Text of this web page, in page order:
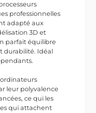
professionnelles
adapté aux
3D et
parfait équilibre
durabilité. Idéal
ordinateurs
leur polyvalence
ce qui les
qui attachent